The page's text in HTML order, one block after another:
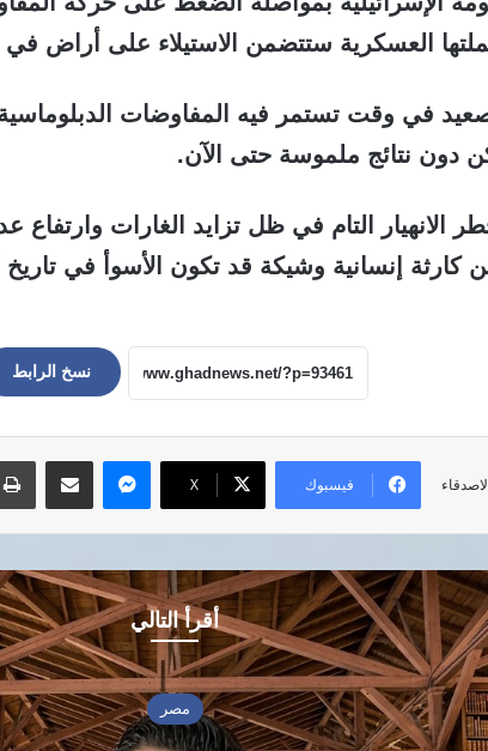
العسكرية ستتضمن الاستيلاء على أراض
في وقت تستمر فيه المفاوضات
دون نتائج ملموسة حتى الآن.
الانهيار التام في ظل تزايد الغارات وارتفاع
كارثة إنسانية وشيكة قد تكون الأسوأ في تاريخ
نسخ الرابط
فيسبوك ‫X
ماسنجر مشاركة عبر البريد
أقرأ التالي
مصر